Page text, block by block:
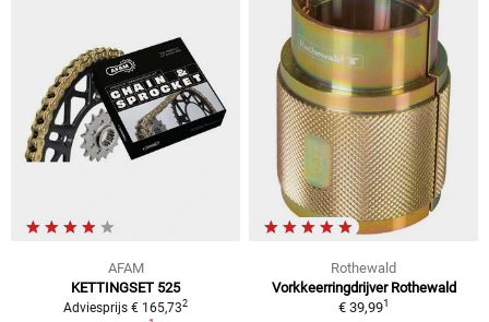
AFAM
KETTINGSET 525
Adviesprijs € 165,732
Rothewald
Vorkkeerringdrijver Rothewald
€ 39,991